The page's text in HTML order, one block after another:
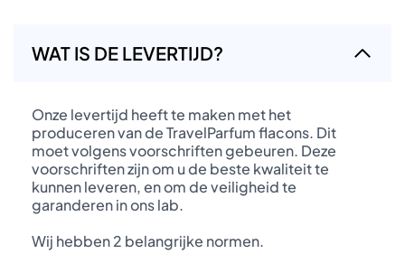
WAT IS DE LEVERTIJD?
Onze levertijd heeft te maken met het
produceren van de TravelParfum flacons. Dit
moet volgens voorschriften gebeuren. Deze
voorschriften zijn om u de beste kwaliteit te
kunnen leveren, en om de veiligheid te
garanderen in ons lab.
Wij hebben 2 belangrijke normen.